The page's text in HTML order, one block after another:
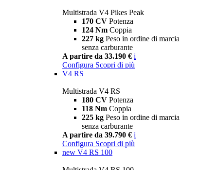
Multistrada V4 Pikes Peak
170 CV Potenza
124 Nm Coppia
227 kg Peso in ordine di marcia
senza carburante
A partire da 33.190 € i
Configura Scopri di più
V4 RS
Multistrada V4 RS
180 CV Potenza
118 Nm Coppia
225 kg Peso in ordine di marcia
senza carburante
A partire da 39.790 € i
Configura Scopri di più
new V4 RS 100